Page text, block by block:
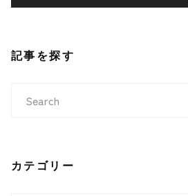
記事を探す
カテゴリー